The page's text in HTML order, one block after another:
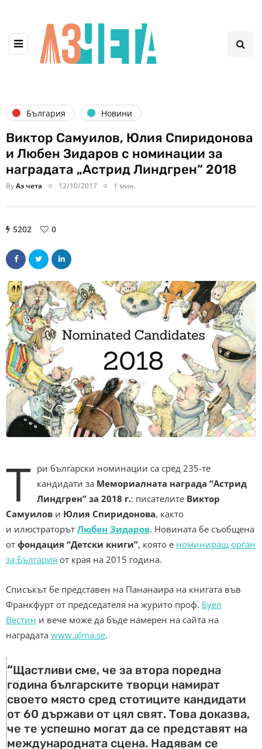
България Новини
Виктор Самуилов, Юлия Спиридонова
и Любен Зидаров с номинации за
наградата „Астрид Линдгрен“ 2018
ByАз чета 12/10/2017 1 мин.
5202 0
Т ри български номинации са сред 235-те
кандидати за Мемориалната награда “Астрид
Линдгрен” за 2018 г.: писателите Виктор
Самуилов и Юлия Спиридонова, както
и илюстраторът Любен Зидаров. Новината бе съобщена
от фондация “Детски книги”, която е номиниращ орган
за България от края на 2015 година.
Списъкът бе представен на Пананаира на книгата във
Франкфурт от председателя на журито проф. Буел
Вестин и вече може да бъде намерен на сайта на
наградата www.alma.se.
“Щастливи сме, че за втора поредна
година българските творци намират
своето място сред стотиците кандидати
от 60 държави от цял свят. Това доказва,
че те успешно могат да се представят на
международната сцена. Надявам се